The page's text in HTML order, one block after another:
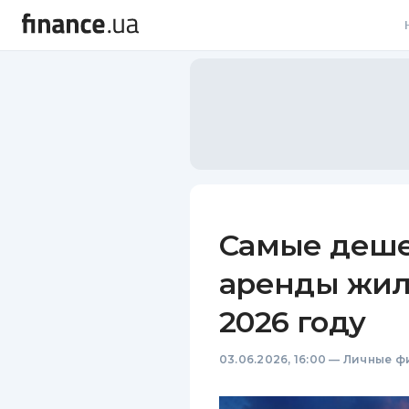
Самые
аренды
2026 году
03.06.2026, 16:00 — Личные